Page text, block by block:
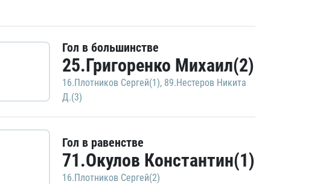
Гол в большинстве
25.Григоренко Михаил(2)
16.Плотников Сергей(1), 89.Нестеров Никита
Д.(3)
Гол в равенстве
71.Окулов Константин(1)
16.Плотников Сергей(2)